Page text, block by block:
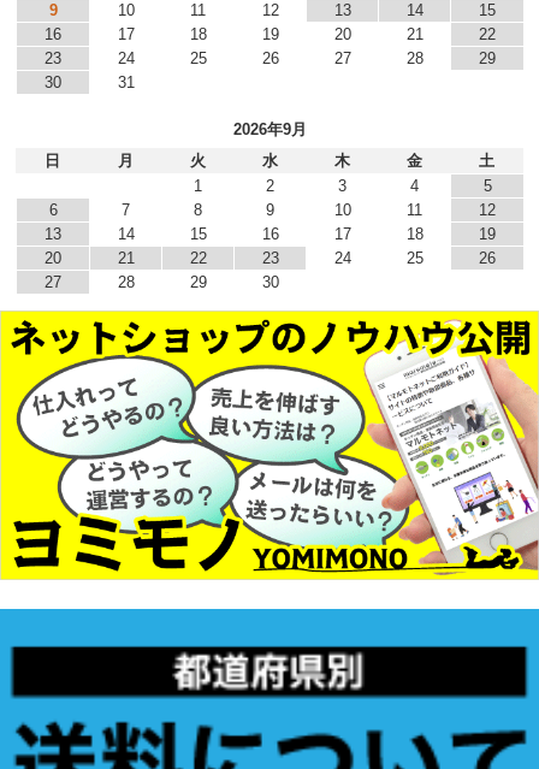
9
10 11 12 13 14
15
16
17 18 19 20 21
22
23
24 25 26 27 28
29
30
31
2026年9月
日
月 火 水 木 金
土
1
2 3 4
5
6
7 8 9 10 11
12
13
14 15 16 17 18
19
20
21 22 23 24 25
26
27
28 29 30